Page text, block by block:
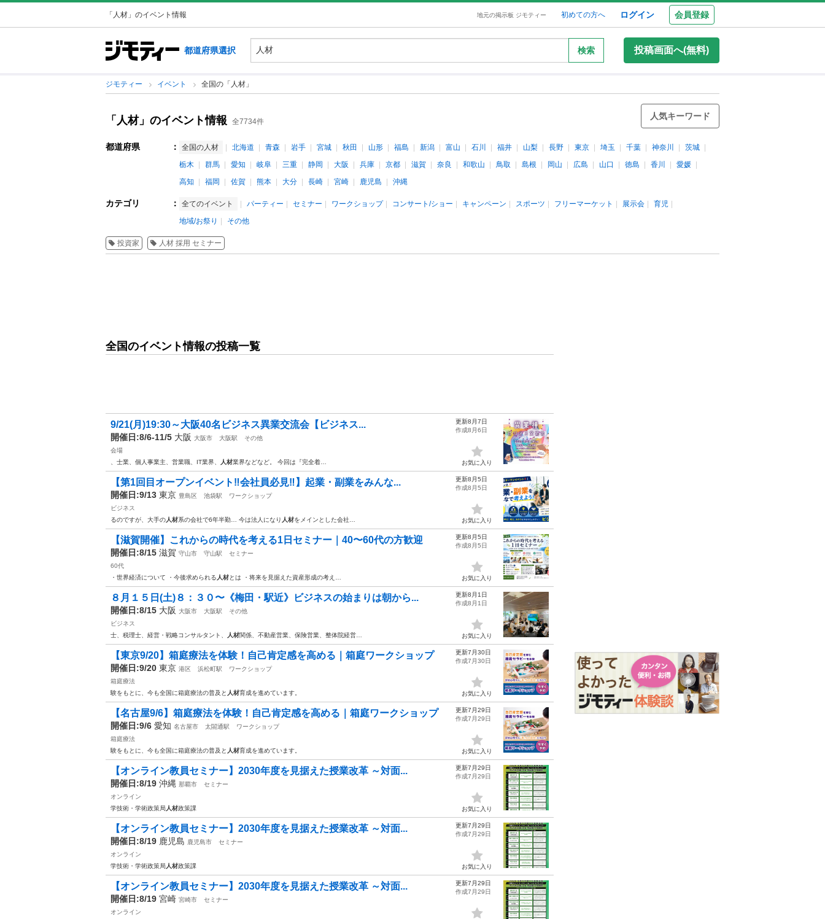
「人材」のイベント情報 地元の掲示板 ジモティー 初めての方へ ログイン 会員登録
都道府県選択 検索 投稿画面へ(無料)
ジモティー イベント 全国の「人材」
「人材」のイベント情報 全7734件
人気キーワード
都道府県 ： 全国の人材 北海道 青森 岩手 宮城 秋田 山形 福島 新潟 富山 石川 福井 山梨 長野 東京 埼玉 千葉 神奈川
茨城
栃木
群馬 愛知 岐阜 三重 静岡 大阪 兵庫 京都 滋賀 奈良 和歌山 鳥取 島根 岡山 広島 山口 徳島 香川
愛媛
高知
福岡 佐賀 熊本 大分 長崎 宮崎 鹿児島 沖縄
カテゴリ ： 全てのイベント パーティー セミナー ワークショップ コンサート/ショー キャンペーン スポーツ フリーマーケット 展示会
育児
地域/お祭り
その他
投資家 人材 採用 セミナー
全国のイベント情報の投稿一覧
9/21(月)19:30～大阪40名ビジネス異業交流会【ビジネス...
開催日:8/6-11/5 大阪 大阪市 大阪駅
その他
会場
、士業、個人事業主、営業職、IT業界、
人材業界などなど。 今回は『完全着…
更新8月7日
作成8月6日
お気に入り
【第1回目オープンイベント‼️会社員必見‼️】起業・副業をみんな...
開催日:9/13 東京 豊島区 池袋駅
ワークショップ
ビジネス
るのですが、大手の人材系の会社で6年半勤… 今は法人になり 人材をメインとした会社…
更新8月5日
作成8月5日
お気に入り
【滋賀開催】これからの時代を考える1日セミナー｜40〜60代の方歓迎
開催日:8/15 滋賀 守山市 守山駅
セミナー
60代
・世界経済について ・今後求められる 人材とは ・将来を見据えた資産形成の考え…
更新8月5日
作成8月5日
お気に入り
８月１５日(土)８：３０〜《梅田・駅近》ビジネスの始まりは朝から...
開催日:8/15 大阪 大阪市 大阪駅
その他
ビジネス
士、税理士、経営・戦略コンサルタント、
人材関係、不動産営業、保険営業、整体院経営…
更新8月1日
作成8月1日
お気に入り
【東京9/20】箱庭療法を体験！自己肯定感を高める｜箱庭ワークショップ
開催日:9/20 東京 港区 浜松町駅
ワークショップ
箱庭療法
験をもとに、今も全国に箱庭療法の普及と 人材育成を進めています。
更新7月30日
作成7月30日
お気に入り
【名古屋9/6】箱庭療法を体験！自己肯定感を高める｜箱庭ワークショップ
開催日:9/6 愛知 名古屋市 太閤通駅
ワークショップ
箱庭療法
験をもとに、今も全国に箱庭療法の普及と 人材育成を進めています。
更新7月29日
作成7月29日
お気に入り
【オンライン教員セミナー】2030年度を見据えた授業改革 ～対面...
開催日:8/19 沖縄 那覇市
セミナー
オンライン
学技術・学術政策局人材政策課
更新7月29日
作成7月29日
お気に入り
【オンライン教員セミナー】2030年度を見据えた授業改革 ～対面...
開催日:8/19 鹿児島 鹿児島市
セミナー
オンライン
学技術・学術政策局人材政策課
更新7月29日
作成7月29日
お気に入り
【オンライン教員セミナー】2030年度を見据えた授業改革 ～対面...
開催日:8/19 宮崎 宮崎市
セミナー
オンライン
更新7月29日
作成7月29日